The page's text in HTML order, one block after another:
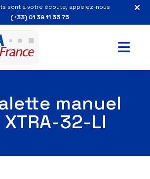
sont à votre écoute, appelez-nous
(+33) 01 39 11 55 75
manuel
32-LI